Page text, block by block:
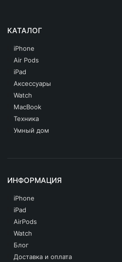
КАТАЛОГ
iPhone
Air Pods
iPad
Аксессуары
Watch
MacBook
Техника
Умный дом
ИНФОРМАЦИЯ
iPhone
iPad
AirPods
Watch
Блог
Доставка и оплата